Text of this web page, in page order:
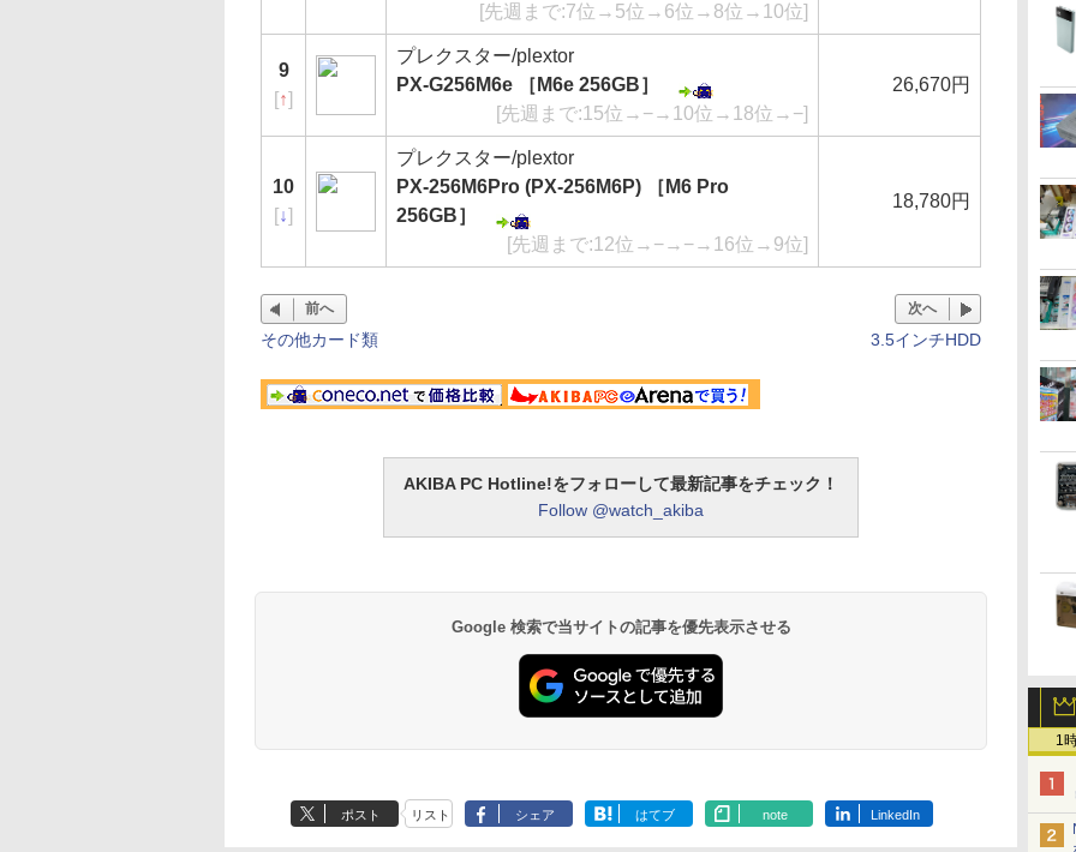
1
[先週まで:7位→5位→6位→8位→10位]
9
[↑]
プレクスター/plextor
PX-G256M6e ［M6e 256GB］
[先週まで:15位→−→10位→18位→−]
26,670円
10
[↓]
プレクスター/plextor
PX-256M6Pro (PX-256M6P) ［M6 Pro
256GB］
[先週まで:12位→−→−→16位→9位]
18,780円
前へ
その他カード類
次へ
3.5インチHDD
AKIBA PC Hotline!をフォローして最新記事をチェック！
Follow @watch_akiba
Google 検索で当サイトの記事を優先表示させる
ポスト リスト シェア はてブ note LinkedIn